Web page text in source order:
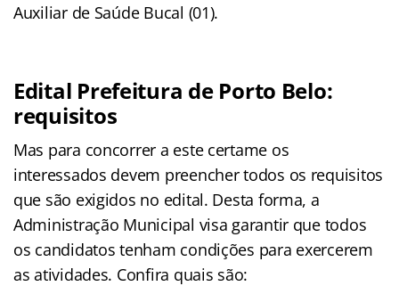
Auxiliar de Saúde Bucal (01).
Edital Prefeitura de Porto Belo:
requisitos
Mas para concorrer a este certame os
interessados devem preencher todos os requisitos
que são exigidos no edital. Desta forma, a
Administração Municipal visa garantir que todos
os candidatos tenham condições para exercerem
as atividades. Confira quais são: